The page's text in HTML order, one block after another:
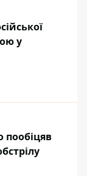
у
пообіцяв